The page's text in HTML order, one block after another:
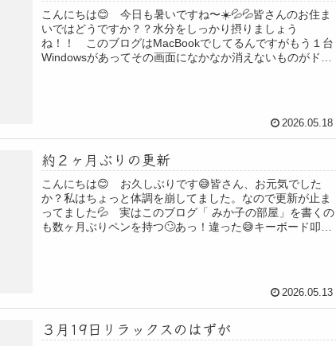
こんにちは😊 今日も暑いですね〜☀️💦💦皆さんのお住ま
いではどうですか？？水分をしっかり摂りましょう
ね！！ このブログはMacBookでしてるんですがもう１台
Windowsがあってその画面になかなか消えないものがドー
2026.05.18
約２ヶ月ぶりの更新
こんにちは😊 お久しぶりです😅皆さん、お元気でした
か？私はちょっと体調を崩してました。なので更新が止ま
ってました💦 実はこのブログ「 みか子の部屋」を書くの
も数ヶ月ぶりペンを持つ🙄あっ！違った😅キーボード叩く
2026.05.13
３月19日リラックスのはずが